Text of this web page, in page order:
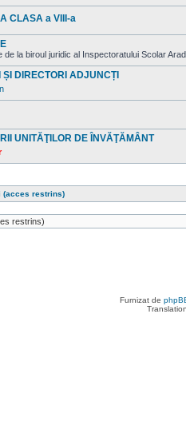
CLASA a VIII-a
de la biroul juridic al Inspectoratului Scolar
DIRECTORI ADJUNCȚI
UNITĂŢILOR DE ÎNVĂŢĂMÂNT
(acces restrins)
Furnizat de